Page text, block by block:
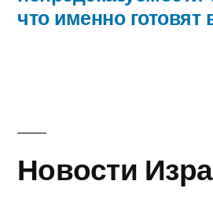
что именно готовят
Новости